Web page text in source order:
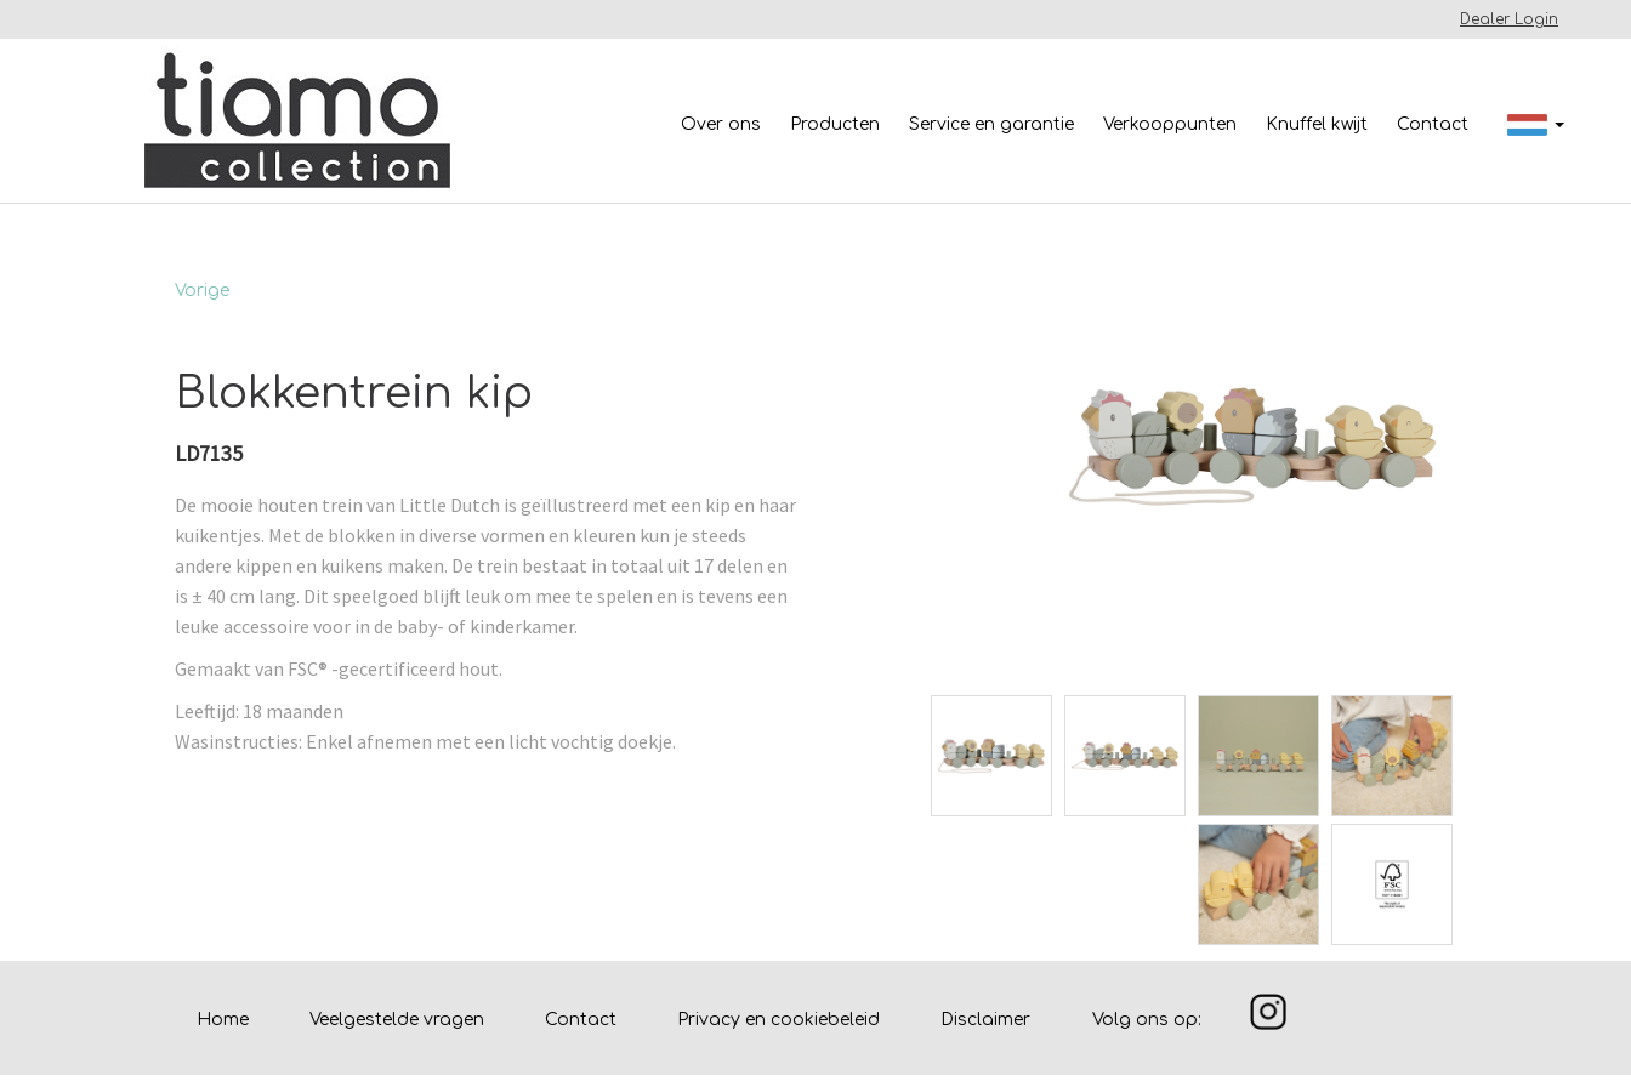
Dealer Login
Over ons Producten Service en garantie Verkooppunten Knuffel kwijt Contact
Vorige
Blokkentrein kip
LD7135
De mooie houten trein van Little Dutch is geïllustreerd met een kip en haar
kuikentjes. Met de blokken in diverse vormen en kleuren kun je steeds
andere kippen en kuikens maken. De trein bestaat in totaal uit 17 delen en
is ± 40 cm lang. Dit speelgoed blijft leuk om mee te spelen en is tevens een
leuke accessoire voor in de baby- of kinderkamer.
Gemaakt van FSC® -gecertificeerd hout.
Leeftijd: 18 maanden
Wasinstructies: Enkel afnemen met een licht vochtig doekje.
Home Veelgestelde vragen Contact Privacy en cookiebeleid Disclaimer Volg ons op: